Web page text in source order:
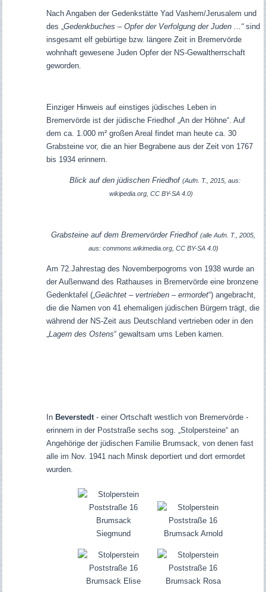
Nach Angaben der Gedenkstätte Yad Vashem/Jerusalem und
des „ Gedenkbuches – Opfer der Verfolgung der Juden ...“ sind
insgesamt elf gebürtige bzw. längere Zeit in Bremervörde
wohnhaft gewesene Juden Opfer der NS-Gewaltherrschaft
geworden.
Einziger Hinweis auf einstiges jüdisches Leben in
Bremervörde ist der jüdische Friedhof „An der Höhne“. Auf
dem ca. 1.000 m² großen Areal findet man heute ca. 30
Grabsteine vor, die an hier Begrabene aus der Zeit von 1767
bis 1934 erinnern.
Blick auf den jüdischen Friedhof (Aufn. T., 2015, aus:
wikipedia.org, CC BY-SA 4.0)
Grabsteine auf dem Bremervörder Friedhof(alle Aufn. T., 2005,
aus: commons.wikimedia.org, CC BY-SA 4.0)
Am 72.Jahrestag des Novemberpogroms von 1938 wurde an
der Außenwand des Rathauses in Bremervörde eine bronzene
Gedenktafel („ Geächtet – vertrieben – ermordet“) angebracht,
die die Namen von 41 ehemaligen jüdischen Bürgern trägt, die
während der NS-Zeit aus Deutschland vertrieben oder in den
Lagern des Ostens“ gewaltsam ums Leben kamen.
In Beverstedt- einer Ortschaft westlich von Bremervörde -
erinnern in der Poststraße sechs sog. „Stolpersteine“ an
Angehörige der jüdischen Familie Brumsack, von denen fast
alle im Nov. 1941 nach Minsk deportiert und dort ermordet
wurden.